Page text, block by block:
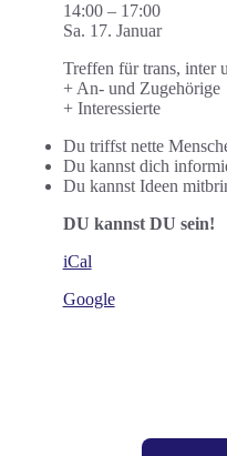
14:00 – 17:00
Sa. 17. Januar
Treffen für trans, inter
+ An- und Zugehörige
+ Interessierte
Du triffst nette
Du kannst dich
Du kannst Ideen
DU kannst DU sein!
iCal
Google